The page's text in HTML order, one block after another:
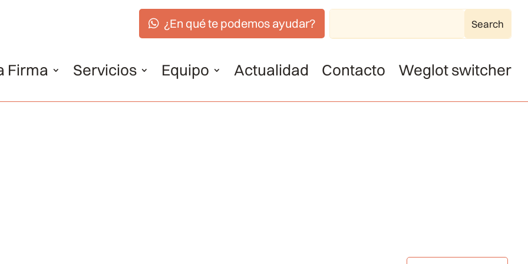
¿En qué te podemos ayudar?
Firma Servicios Equipo Actualidad Contacto Weglot switcher